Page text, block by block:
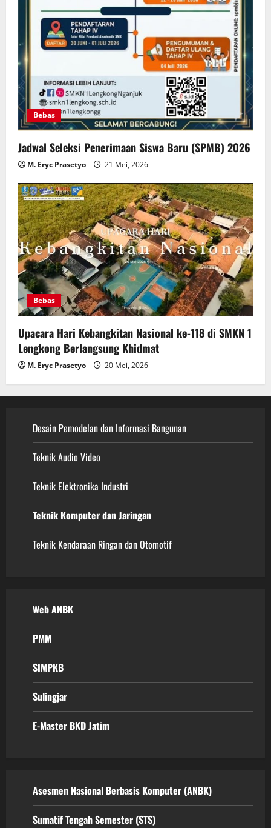
Bebas
Jadwal Seleksi Penerimaan Siswa Baru (SPMB) 2026
M. Eryc Prasetyo 21 Mei, 2026
Bebas
Upacara Hari Kebangkitan Nasional ke-118 di SMKN 1
Lengkong Berlangsung Khidmat
M. Eryc Prasetyo 20 Mei, 2026
Desain Pemodelan dan Informasi Bangunan
Teknik Audio Video
Teknik Elektronika Industri
Teknik Komputer dan Jaringan
Teknik Kendaraan Ringan dan Otomotif
Web ANBK
PMM
SIMPKB
Sulingjar
E-Master BKD Jatim
Asesmen Nasional Berbasis Komputer (ANBK)
Sumatif Tengah Semester (STS)